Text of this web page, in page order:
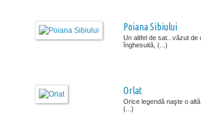
Poiana Sibiului
Un altfel de sat...văzut de
înghesuită, (...)
Orlat
Orice legendă naşte o
(...)